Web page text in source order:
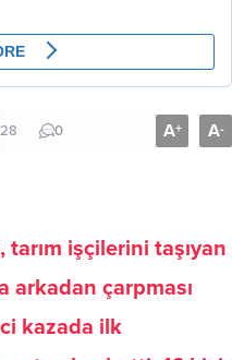
0 A+ A-
işçilerini taşıyan
arkadan çarpması
kazada ilk